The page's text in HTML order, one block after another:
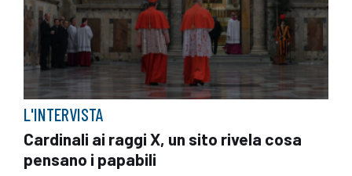
L'INTERVISTA
Cardinali ai raggi X, un sito rivela cosa
pensano i papabili